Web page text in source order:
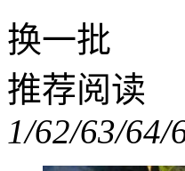
换一批
推荐阅读
1/62/63/64/